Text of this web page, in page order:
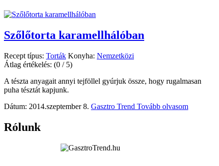
Szőlőtorta karamellhálóban
Recept típus: Torták Konyha: Nemzetközi
Átlag értékelés: (0 / 5)
A tészta anyagait annyi tejföllel gyúrjuk össze, hogy rugalmasan
puha tésztát kapjunk.
Dátum: 2014.szeptember 8. Gasztro Trend Tovább olvasom
Rólunk